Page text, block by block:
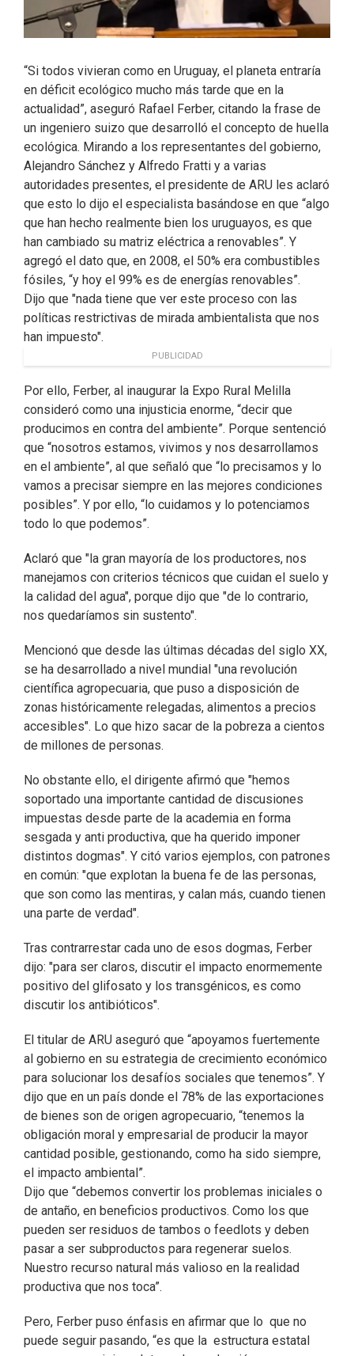
“Si todos vivieran como en Uruguay, el planeta entraría
en déficit ecológico mucho más tarde que en la
actualidad”, aseguró Rafael Ferber, citando la frase de
un ingeniero suizo que desarrolló el concepto de huella
ecológica. Mirando a los representantes del gobierno,
Alejandro Sánchez y Alfredo Fratti y a varias
autoridades presentes, el presidente de ARU les aclaró
que esto lo dijo el especialista basándose en que “algo
que han hecho realmente bien los uruguayos, es que
han cambiado su matriz eléctrica a renovables”. Y
agregó el dato que, en 2008, el 50% era combustibles
fósiles, “y hoy el 99% es de energías renovables”.
Dijo que "nada tiene que ver este proceso con las
políticas restrictivas de mirada ambientalista que nos
han impuesto".
PUBLICIDAD
Por ello, Ferber, al inaugurar la Expo Rural Melilla
consideró como una injusticia enorme, “decir que
producimos en contra del ambiente”. Porque sentenció
que “nosotros estamos, vivimos y nos desarrollamos
en el ambiente”, al que señaló que “lo precisamos y lo
vamos a precisar siempre en las mejores condiciones
posibles”. Y por ello, “lo cuidamos y lo potenciamos
todo lo que podemos”.
Aclaró que "la gran mayoría de los productores, nos
manejamos con criterios técnicos que cuidan el suelo y
la calidad del agua", porque dijo que "de lo contrario,
nos quedaríamos sin sustento".
Mencionó que desde las últimas décadas del siglo XX,
se ha desarrollado a nivel mundial "una revolución
científica agropecuaria, que puso a disposición de
zonas históricamente relegadas, alimentos a precios
accesibles". Lo que hizo sacar de la pobreza a cientos
de millones de personas.
No obstante ello, el dirigente afirmó que "hemos
soportado una importante cantidad de discusiones
impuestas desde parte de la academia en forma
sesgada y anti productiva, que ha querido imponer
distintos dogmas". Y citó varios ejemplos, con patrones
en común: "que explotan la buena fe de las personas,
que son como las mentiras, y calan más, cuando tienen
una parte de verdad".
Tras contrarrestar cada uno de esos dogmas, Ferber
dijo: "para ser claros, discutir el impacto enormemente
positivo del glifosato y los transgénicos, es como
discutir los antibióticos".
El titular de ARU aseguró que “apoyamos fuertemente
al gobierno en su estrategia de crecimiento económico
para solucionar los desafíos sociales que tenemos”. Y
dijo que en un país donde el 78% de las exportaciones
de bienes son de origen agropecuario, “tenemos la
obligación moral y empresarial de producir la mayor
cantidad posible, gestionando, como ha sido siempre,
el impacto ambiental”.
Dijo que “debemos convertir los problemas iniciales o
de antaño, en beneficios productivos. Como los que
pueden ser residuos de tambos o feedlots y deben
pasar a ser subproductos para regenerar suelos.
Nuestro recurso natural más valioso en la realidad
productiva que nos toca”.
Pero, Ferber puso énfasis en afirmar que lo que no
puede seguir pasando, “es que la estructura estatal